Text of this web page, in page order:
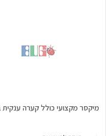
מיקסר מקצועי כולל קערה ענקית